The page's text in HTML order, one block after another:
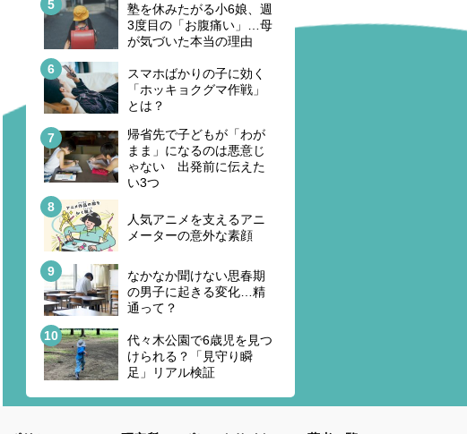
塾を休みたがる小6娘、週
3度目の「お腹痛い」…母
が気づいた本当の理由
スマホばかりの子に効く
「ホッキョクグマ作戦」
とは？
帰省先で子どもが「わが
まま」になるのは悪意じ
ゃない 出発前に伝えた
い3つ
人気アニメを支えるアニ
メーターの意外な素顔
なかなか聞けない思春期
の男子に起きる変化…精
通って？
代々木公園で6歳児を見つ
けられる？「見守り瞬
足」リアル検証